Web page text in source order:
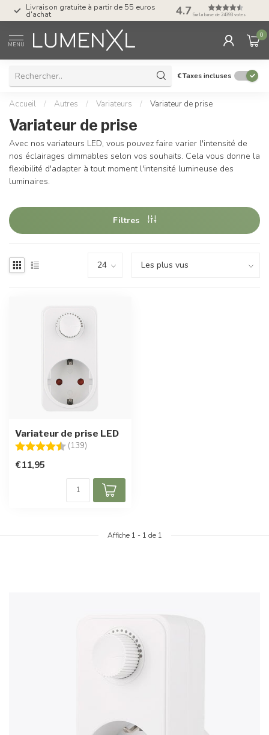
Livraison gratuite à partir de 55 euros
d'achat Post-paiement avec
4.7 Sur la base de 24393 votes
MENU
0
€Taxes incluses
Accueil / Autres / Variateurs / Variateur de prise
Variateur de prise
Avec nos variateurs LED, vous pouvez faire varier l'intensité de
nos éclairages dimmables selon vos souhaits. Cela vous donne la
flexibilité d'adapter à tout moment l'intensité lumineuse des
luminaires.
Filtres
Variateur de prise LED
Note:
(139)
€11,95
Affiche 1 - 1 de 1